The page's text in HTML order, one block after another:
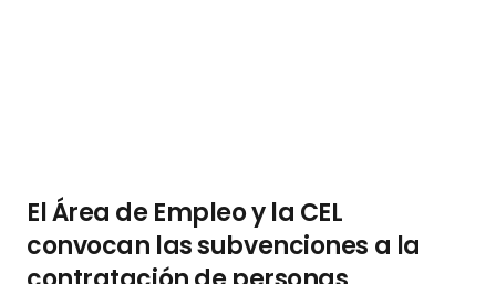
El Área de Empleo y la CEL
convocan las subvenciones a la